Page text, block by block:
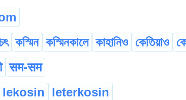
কস্মিন কস্মিনকালে কাহানিও কেতিয়াও
सम-सम
lekosin leterkosin